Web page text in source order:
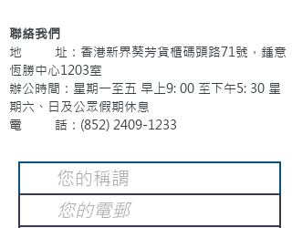
聯絡我們
地 址：香港新界葵芳貨櫃碼頭路71號，鍾意
恆勝中心1203室
辦公時間：星期一至五 早上9: 00 至下午5: 30 星
期六、日及公眾假期休息
電 話：(852) 2409-1233